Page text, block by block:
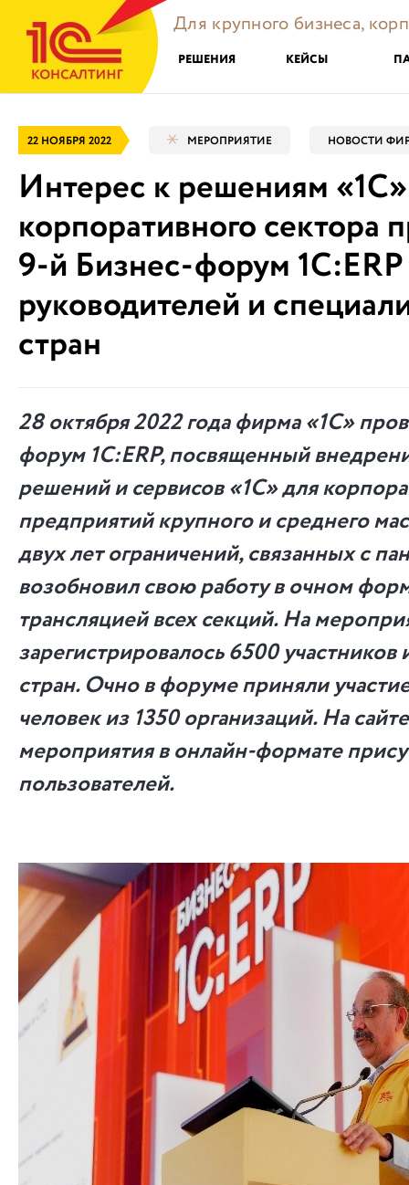
Для крупного бизнеса,
РЕШЕНИЯ КЕЙСЫ
22 НОЯБРЯ 2022 МЕРОПРИЯТИЕ НОВОСТИ
Интерес к решениям
корпоративного сектора
9-й Бизнес-форум
руководителей и
стран
28 октября 2022 года фирма «1С»
форум 1С:ERP, посвященный
решений и сервисов «1С» для
предприятий крупного и среднего
двух лет ограничений, связанных с
возобновил свою работу в очном
трансляцией всех секций. На
зарегистрировалось 6500 участников
стран. Очно в форуме приняли
человек из 1350 организаций. На
мероприятия в онлайн-формате
пользователей.